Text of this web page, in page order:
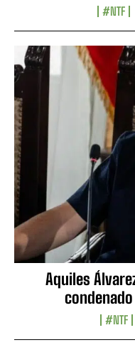
#NTF
Aquiles
#NTF